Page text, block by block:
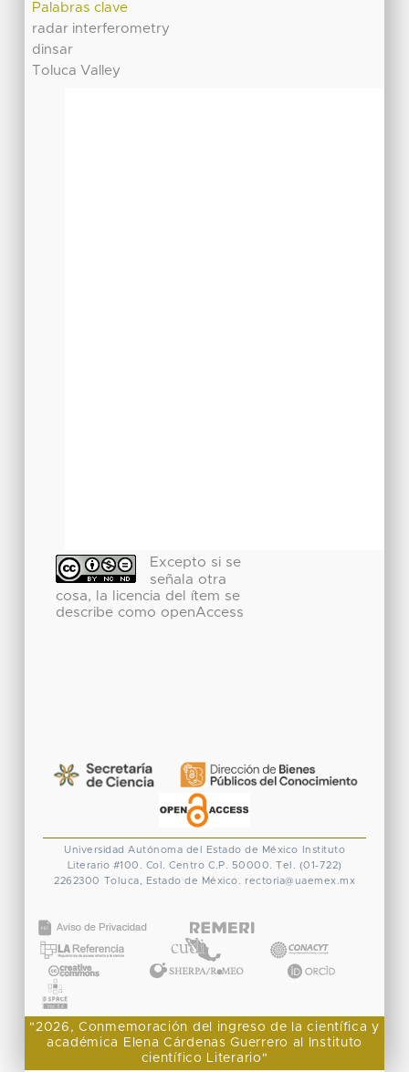
Palabras clave
radar interferometry
dinsar
Toluca Valley
Excepto si se
señala otra
cosa, la licencia del ítem se
describe como openAccess
Universidad Autónoma del Estado de México
Instituto
Literario #100. Col. Centro C.P. 50000. Tel. (01-722)
2262300 Toluca, Estado de México. rectoria@uaemex.mx
"2026, Conmemoración del ingreso de la científica y
académica Elena Cárdenas Guerrero al Instituto
científico Literario"